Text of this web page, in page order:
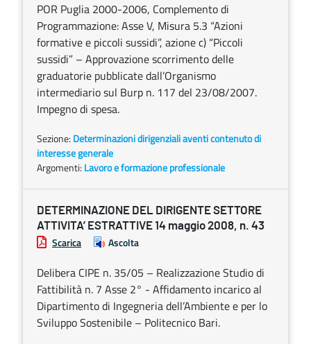
POR Puglia 2000-2006, Complemento di
Programmazione: Asse V, Misura 5.3 “Azioni
formative e piccoli sussidi”, azione c) “Piccoli
sussidi” – Approvazione scorrimento delle
graduatorie pubblicate dall’Organismo
intermediario sul Burp n. 117 del 23/08/2007.
Impegno di spesa.
Sezione: Determinazioni dirigenziali aventi contenuto di
interesse generale
Argomenti: Lavoro e formazione professionale
DETERMINAZIONE DEL DIRIGENTE SETTORE
ATTIVITA’ ESTRATTIVE 14 maggio 2008, n. 43
Scarica Ascolta
Delibera CIPE n. 35/05 – Realizzazione Studio di
Fattibilità n. 7 Asse 2° - Affidamento incarico al
Dipartimento di Ingegneria dell’Ambiente e per lo
Sviluppo Sostenibile – Politecnico Bari.